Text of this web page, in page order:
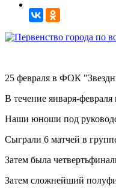
25 февраля в ФОК
В течение января-
Наши юноши под
Сыграли 6 матчей в
Затем была
Затем сложнейший